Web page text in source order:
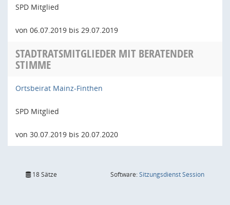
SPD Mitglied
von 06.07.2019 bis 29.07.2019
STADTRATSMITGLIEDER MIT BERATENDER
STIMME
Ortsbeirat Mainz-Finthen
SPD Mitglied
von 30.07.2019 bis 20.07.2020
18 Sätze Software:SitzungsdienstSession(Wird in